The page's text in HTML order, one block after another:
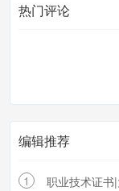
热门评论
编辑推荐
1 职业技术证书